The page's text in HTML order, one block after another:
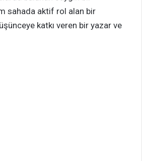
sahada aktif rol alan bir
katkı veren bir yazar ve